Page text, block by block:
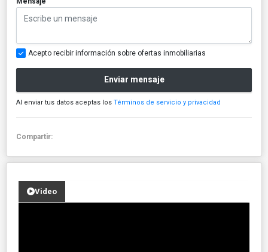
Acepto recibir información sobre ofertas inmobiliarias
Enviar mensaje
Al enviar tus datos aceptas los Términos de servicio y privacidad
Compartir:
Video